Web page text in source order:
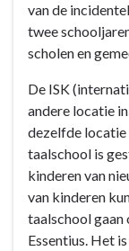
werkende
gemeente
Doelen
acties
3.7
Versterken
van
van de
twee
scholen en
De ISK
andere locatie
dezelfde locatie
taalschool is
kinderen van
van kinderen
taalschool gaan
Essentius. Het